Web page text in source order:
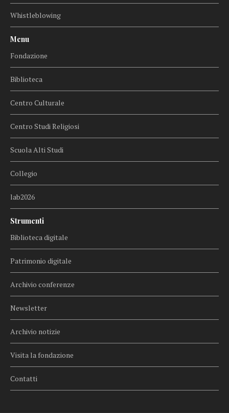
Whistleblowing
Menu
Fondazione
Biblioteca
Centro Culturale
Centro Studi Religiosi
Scuola Alti Studi
Collegio
lab2026
Strumenti
Biblioteca digitale
Patrimonio digitale
Archivio conferenze
Newsletter
Archivio notizie
Visita la fondazione
Contatti